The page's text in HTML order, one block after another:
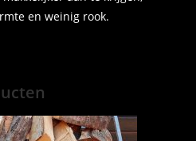
en weinig rook.